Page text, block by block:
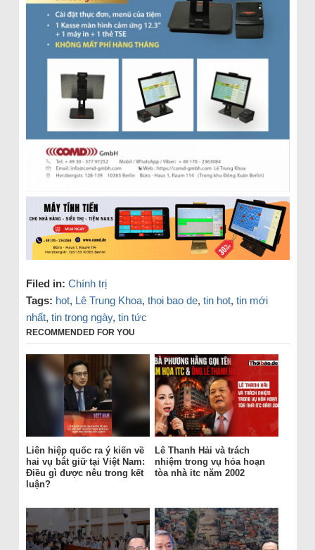
Filed in: Chính trị
Tags: hot, Lê Trung Khoa, thoi bao de, tin hot, tin mới
nhất, tin trong ngày, tin tức
RECOMMENDED FOR YOU
Liên hiệp quốc ra ý kiến về
hai vụ bắt giữ tại Việt Nam:
Điều gì được nêu trong kết
luận?
Lê Thanh Hải và trách
nhiệm trong vụ hỏa hoạn
tòa nhà itc năm 2002